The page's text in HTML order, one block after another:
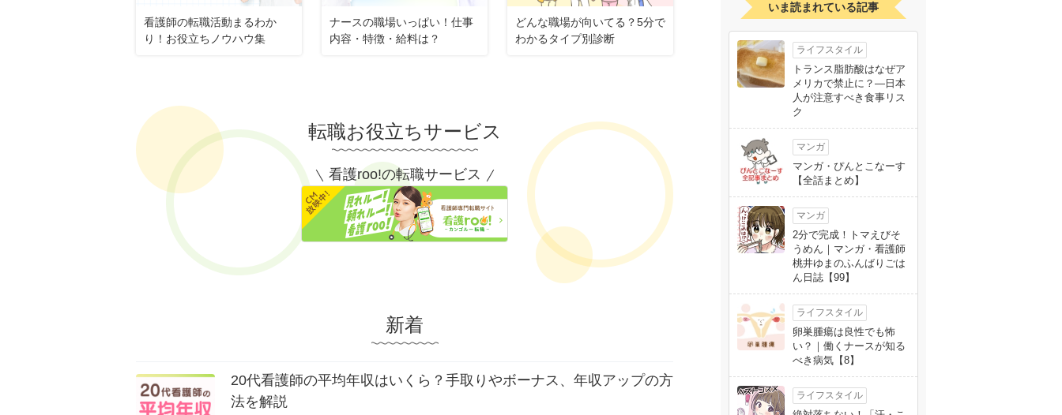
看護師の転職活動まるわか
り！お役立ちノウハウ集
ナースの職場いっぱい！仕事
内容・特徴・給料は？
どんな職場が向いてる？5分で
わかるタイプ別診断
転職お役立ちサービス
看護roo!の転職サービス
新着
20代看護師の平均年収はいくら？手取りやボーナス、年収アップの方
法を解説
いま読まれている記事
ライフスタイル
トランス脂肪酸はなぜア
メリカで禁止に？―日本
人が注意すべき食事リス
ク
マンガ
マンガ・ぴんとこなーす
【全話まとめ】
マンガ
2分で完成！トマえびそ
うめん｜マンガ・看護師
桃井ゆまのふんばりごは
ん日誌【99】
ライフスタイル
卵巣腫瘍は良性でも怖
い？｜働くナースが知る
べき病気【8】
ライフスタイル